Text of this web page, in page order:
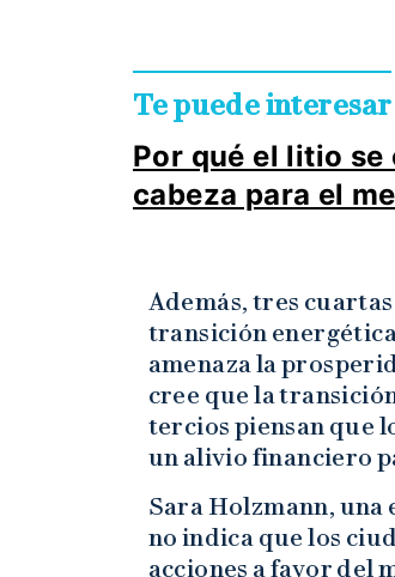
Te puede interesar
Por qué el litio
cabeza para el
Además, tres
transición
amenaza la
cree que la
tercios piensan que
un alivio financiero
Sara Holzmann,
no indica que los
acciones a favor del